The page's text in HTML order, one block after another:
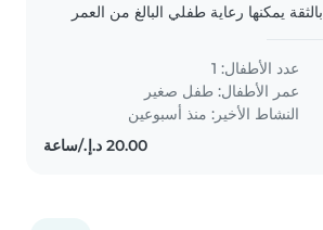
بالثقة يمكنها رعاية طفلي البالغ من العمر
نفضل أيضاً من لديه الخبرة في التعامل لا
تتردد في الاتصال بي لتحديد..
عدد الأطفال: 1
عمر الأطفال: طفل صغير
النشاط الأخير: منذ أسبوعين